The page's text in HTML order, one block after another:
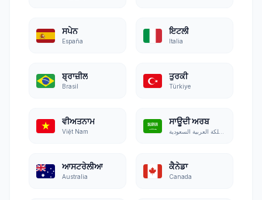
ਸਪੇਨ
España
ਇਟਲੀ
Italia
ਬ੍ਰਾਜ਼ੀਲ
Brasil
ਤੁਰਕੀ
Türkiye
ਵੀਅਤਨਾਮ
Việt Nam
ਸਾਊਦੀ ਅਰਬ
ਆਸਟਰੇਲੀਆ
Australia
ਕੈਨੇਡਾ
Canada